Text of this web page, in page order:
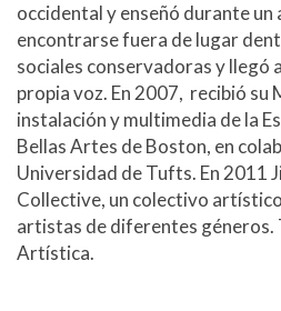
occidental y enseñó durante un
encontrarse fuera de lugar
sociales conservadoras y llegó
propia voz. En 2007, recibió su
instalación y multimedia de la
Bellas Artes de Boston, en
Universidad de Tufts. En 2011
Collective, un colectivo
artistas de diferentes géneros.
Artística.